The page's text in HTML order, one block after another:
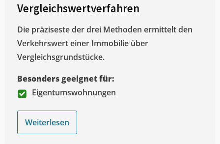
Vergleichswertverfahren
Die präziseste der drei Methoden ermittelt den
Verkehrswert einer Immobilie über
Vergleichsgrundstücke.
Besonders geeignet für:
Eigentumswohnungen
Weiterlesen